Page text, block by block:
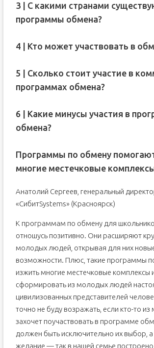
3 | С какими странами
программы обмена?
4 | Кто может участвовать в
5 | Сколько стоит участие в
программах обмена?
6 | Какие минусы участия в
обмена?
Программы по обмену
многие местечковые
Анатолий Сергеев, генеральный
«СибитSystems» (Красноярск)
К программам по обмену для
отношусь позитивно. Они расширяют
молодых людей, открывая для них
возможности. Плюс, такие программы
изжить многие местечковые комплексы
сформировать из молодых людей
цивилизованных представителей
точно не буду возражать, если кто-то из
захочет поучаствовать в программе
должен быть исключительно их выбор,
желание — так в нашей семье построено